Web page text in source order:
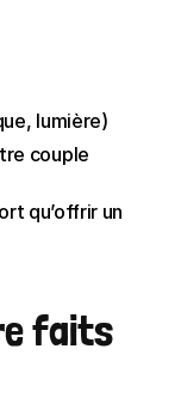
lumière)
couple
qu’offrir un
faits